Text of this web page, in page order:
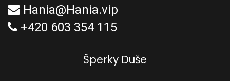
Hania@Hania.vip
+420 603 354 115
Šperky Duše